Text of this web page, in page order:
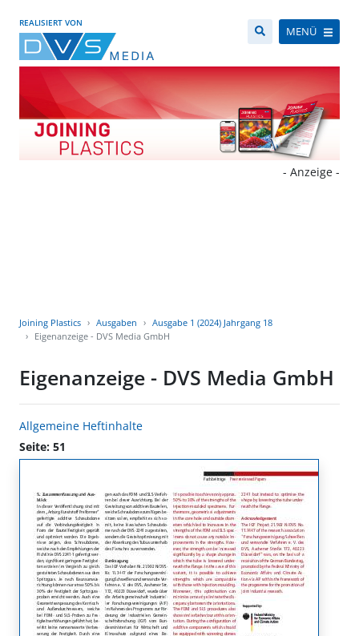
REALISIERT VON
MENÜ
- Anzeige -
Joining Plastics Ausgaben
Ausgabe 1 (2024) Jahrgang 18
Eigenanzeige - DVS Media GmbH
Eigenanzeige - DVS Media GmbH
Allgemeine Heftinhalte
Seite: 51